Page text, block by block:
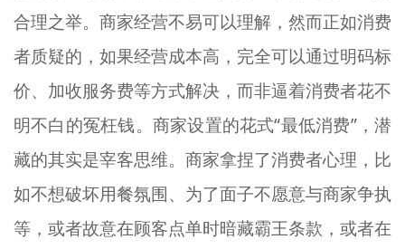
合理之举。商家经营不易可以理解，然而正如消费
者质疑的，如果经营成本高，完全可以通过明码标
价、加收服务费等方式解决，而非逼着消费者花不
明不白的冤枉钱。商家设置的花式“最低消费”，潜
藏的其实是宰客思维。商家拿捏了消费者心理，比
如不想破坏用餐氛围、为了面子不愿意与商家争执
等，或者故意在顾客点单时暗藏霸王条款，或者在